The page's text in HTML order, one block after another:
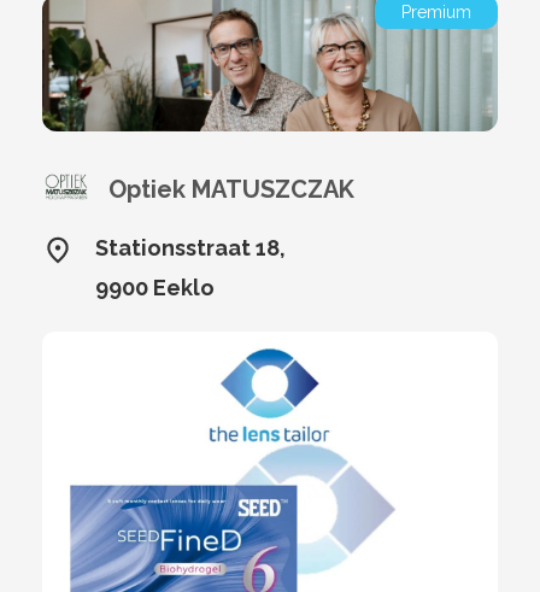
Premium
Optiek MATUSZCZAK
Stationsstraat 18,
9900 Eeklo